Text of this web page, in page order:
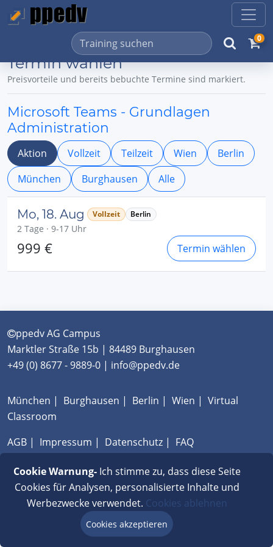
0
Termin wählen
Preisvorteile und bereits bebuchte Termine sind markiert.
Microsoft Teams - Grundlagen
Administration
Aktion Vollzeit Teilzeit Wien
Berlin
München
Burghausen Alle
Mo, 18. Aug Vollzeit Berlin
2 Tage · 9-17 Uhr
999 € Termin wählen
ppedv AG Campus
Marktler Straße 15b | 84489 Burghausen
+49 (0) 8677 - 9889-0 | info@ppedv.de
München | Burghausen | Berlin | Wien | Virtual
Classroom
AGB | Impressum | Datenschutz | FAQ
Cookie Warnung-Ich stimme zu, dass diese Seite
Cookies für Analysen, personalisierte Inhalte und
Werbezwecke verwendet. Cookies ablehnen
Cookies akzeptieren